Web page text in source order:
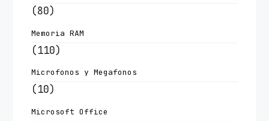
(80)
Memoria RAM
(110)
Microfonos y Megafonos
(10)
Microsoft Office